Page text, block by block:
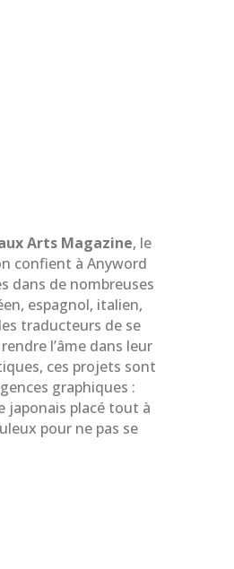
Arts Magazine, le
confient à Anyword
dans de nombreuses
espagnol, italien,
traducteurs de se
l’âme dans leur
ces projets sont
graphiques :
japonais placé tout à
pour ne pas se